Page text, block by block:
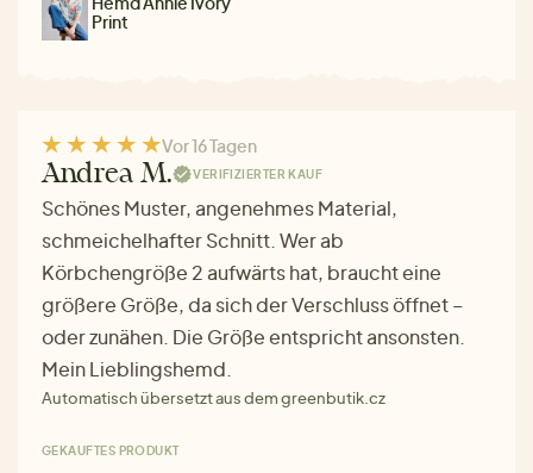
Print
Vor 16 Tagen
Andrea M. VERIFIZIERTER KAUF
Schönes Muster, angenehmes Material,
schmeichelhafter Schnitt. Wer ab
Körbchengröße 2 aufwärts hat, braucht eine
größere Größe, da sich der Verschluss öffnet –
oder zunähen. Die Größe entspricht ansonsten.
Mein Lieblingshemd.
Automatisch übersetzt aus dem greenbutik.cz
GEKAUFTES PRODUKT